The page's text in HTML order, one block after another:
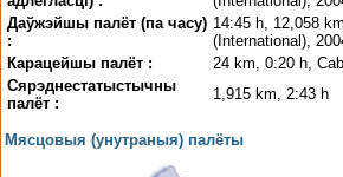
Даўжэйшы палёт (па часу)
:
14:45 h, 12,058
(International),
Карацейшы палёт :
24 km, 0:20 h,
Сярэднестатыстычны
палёт :
1,915 km, 2:43 h
Мясцовыя (унутраныя) палёты